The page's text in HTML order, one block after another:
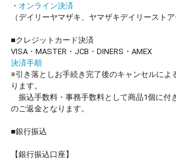
・ オンライン決済
（デイリーヤマザキ、ヤマザキデイリーストア
■クレジットカード決済
VISA・MASTER・JCB・DINERS・AMEX
決済手順
※引き落としお手続き完了後のキャンセルによ
ります。
振込手数料・事務手数料として商品1個に付
のご返金となります。
■銀行振込
【銀行振込口座】